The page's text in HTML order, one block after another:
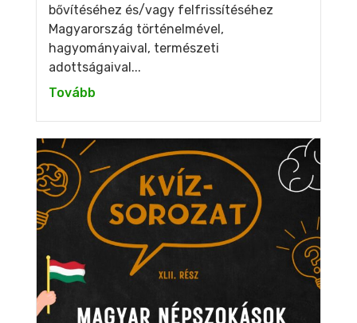
bővítéséhez és/vagy felfrissítéséhez
Magyarország történelmével,
hagyományaival, természeti
adottságaival...
Tovább